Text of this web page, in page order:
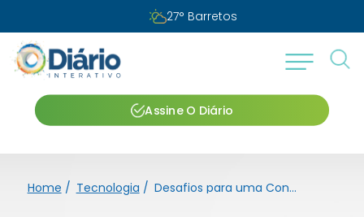
27° Barretos
Assine O Diário
Home / Tecnologia / Desafios para uma Conexão Digital Includente